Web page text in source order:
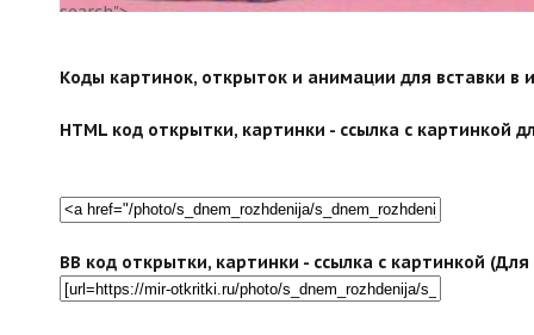
search">
Коды картинок, открыток и анимации для вставки в
HTML код открытки, картинки - ссылка с картинкой
BB код открытки, картинки - ссылка с картинкой